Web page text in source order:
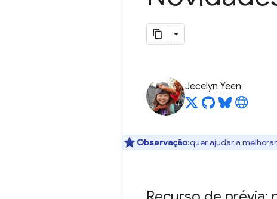
Jecelyn Yeen
Observação:quer ajudar a